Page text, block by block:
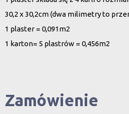
30,2 x 30,2cm (dwa milimetry to
1 plaster = 0,091m2
1 karton= 5 plastrów = 0,456m2
Zamówienie